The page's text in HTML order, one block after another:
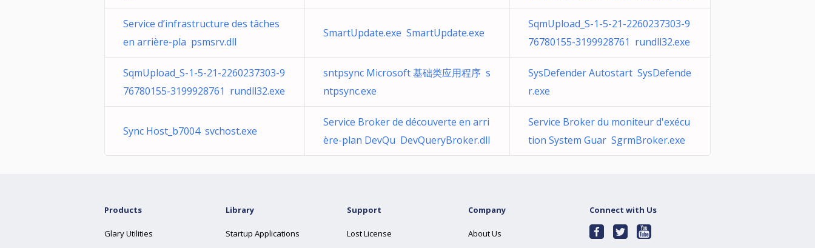
Service d’infrastructure des tâches
en arrière-pla psmsrv.dll
SmartUpdate.exe SmartUpdate.exe
SqmUpload_S-1-5-21-2260237303-9
76780155-3199928761 rundll32.exe
SqmUpload_S-1-5-21-2260237303-9
76780155-3199928761 rundll32.exe
sntpsync Microsoft 基础类应用程序 s
ntpsync.exe
SysDefender Autostart SysDefende
r.exe
Sync Host_b7004 svchost.exe
Service Broker de découverte en arri
ère-plan DevQu DevQueryBroker.dll
Service Broker du moniteur d'exécu
tion System Guar SgrmBroker.exe
Products
Glary Utilities
Library
Startup Applications
Support
Lost License
Company
About Us
Connect with Us